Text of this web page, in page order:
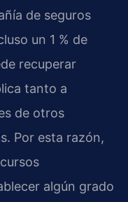
de seguros
un 1 % de
recuperar
tanto a
de otros
Por esta razón,
algún grado